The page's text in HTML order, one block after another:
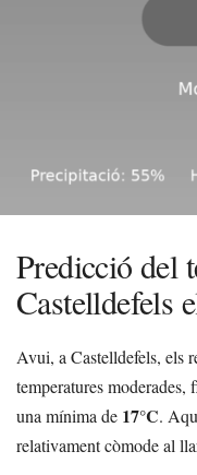
Predicció del
Castelldefels
Avui, a Castelldefels, els
temperatures
una mínima de 17°C.
relativament còmode al